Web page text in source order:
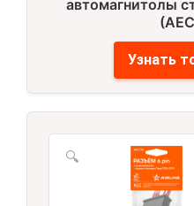
автомагнитолы
Узнать
🔍